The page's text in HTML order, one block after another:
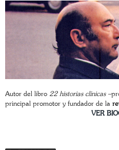
Autor del libro 22 historias clínicas –
principal promotor y fundador de la
VER